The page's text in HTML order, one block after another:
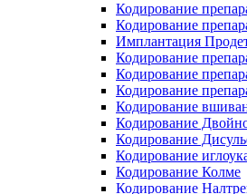
Кодирование
Кодирование
Имплантация
Кодирование
Кодирование
Кодирование
Кодирование
Кодирование
Кодирование
Кодирование
Кодирование Колме
Кодирование